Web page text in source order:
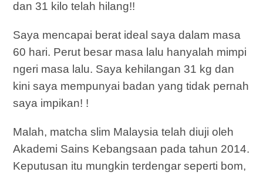
dan 31 kilo telah hilang!!
Saya mencapai berat ideal saya dalam masa
60 hari. Perut besar masa lalu hanyalah mimpi
ngeri masa lalu. Saya kehilangan 31 kg dan
kini saya mempunyai badan yang tidak pernah
saya impikan! !
Malah, matcha slim Malaysia telah diuji oleh
Akademi Sains Kebangsaan pada tahun 2014.
Keputusan itu mungkin terdengar seperti bom,